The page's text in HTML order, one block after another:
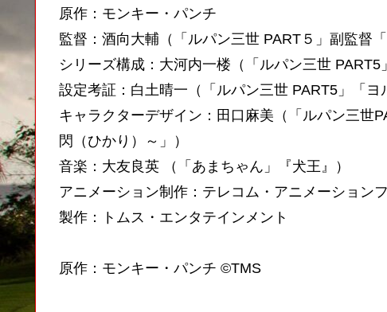
原作：モンキー・パンチ
監督：酒向大輔（「ルパン三世 PART５」副監督
シリーズ構成：大河内一楼（「ルパン三世 PART5
設定考証：白土晴一（「ルパン三世 PART5」「ヨ
キャラクターデザイン：田口麻美（「ルパン三世
閃（ひかり）～」）
音楽：大友良英 （「あまちゃん」『犬王』）
アニメーション制作：テレコム・アニメーション
製作：トムス・エンタテインメント
原作：モンキー・パンチ ©TMS